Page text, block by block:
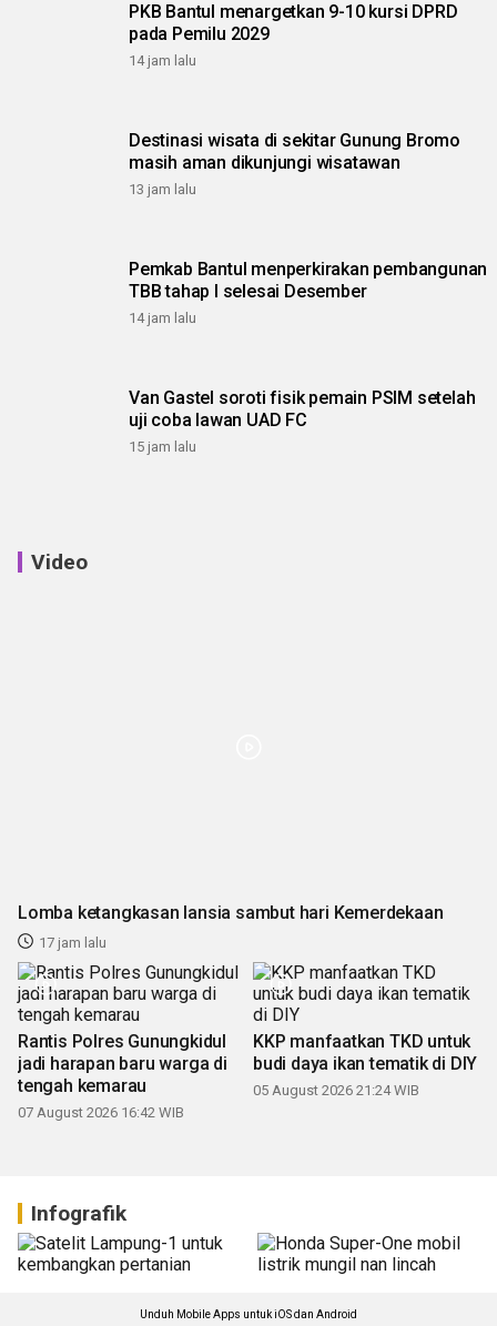
PKB Bantul menargetkan 9-10 kursi DPRD
pada Pemilu 2029
14 jam lalu
Destinasi wisata di sekitar Gunung Bromo
masih aman dikunjungi wisatawan
13 jam lalu
Pemkab Bantul menperkirakan pembangunan
TBB tahap I selesai Desember
14 jam lalu
Van Gastel soroti fisik pemain PSIM setelah
uji coba lawan UAD FC
15 jam lalu
Video
Lomba ketangkasan lansia sambut hari Kemerdekaan
17 jam lalu
Rantis Polres Gunungkidul
jadi harapan baru warga di
tengah kemarau
07 August 2026 16:42 WIB
KKP manfaatkan TKD untuk
budi daya ikan tematik di DIY
05 August 2026 21:24 WIB
Infografik
Unduh Mobile Apps untuk iOS dan Android